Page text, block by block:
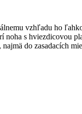
vzhľadu ho
s hviezdicovou
do zasadacích